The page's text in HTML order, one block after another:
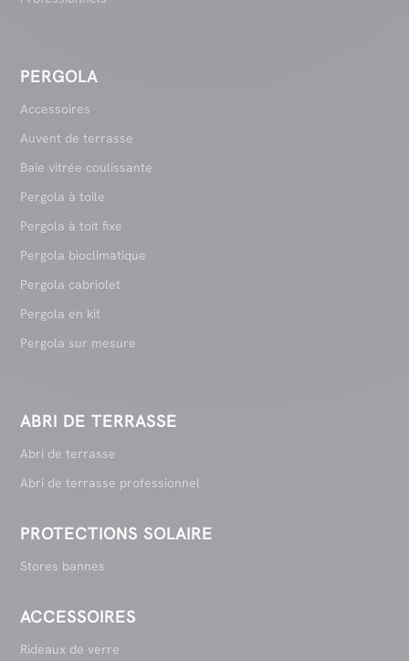
PERGOLA
Accessoires
Auvent de terrasse
Baie vitrée coulissante
Pergola à toile
Pergola à toit fixe
Pergola bioclimatique
Pergola cabriolet
Pergola en kit
Pergola sur mesure
ABRI DE TERRASSE
Abri de terrasse
Abri de terrasse professionnel
PROTECTIONS SOLAIRE
Stores bannes
ACCESSOIRES
Rideaux de verre